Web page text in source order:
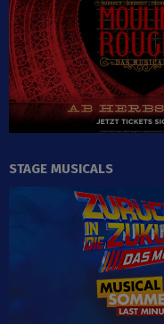
STAGE MUSICALS